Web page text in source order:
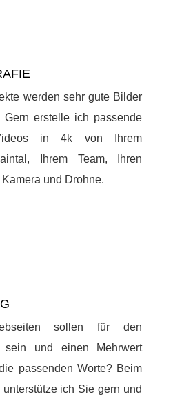
werden sehr gute Bilder
Gern erstelle ich passende
in 4k von Ihrem
Ihrem Team, Ihren
und Drohne.
sollen für den
sein und einen Mehrwert
passenden Worte? Beim
ich Sie gern und